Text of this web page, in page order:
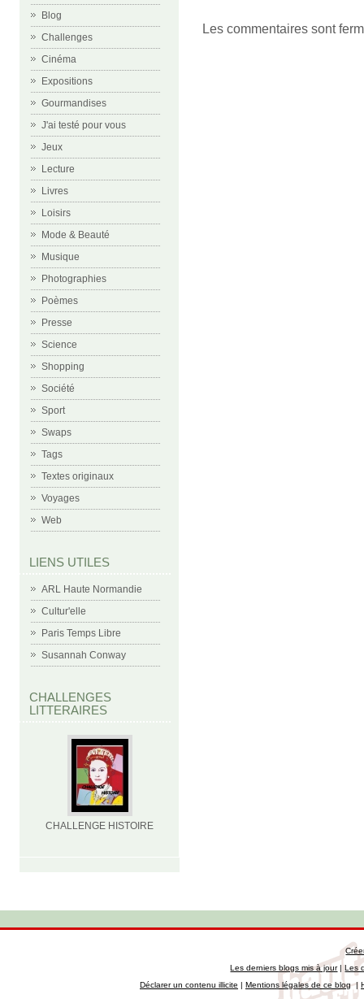
Blog
Challenges
Cinéma
Expositions
Gourmandises
J'ai testé pour vous
Jeux
Lecture
Livres
Loisirs
Mode & Beauté
Musique
Photographies
Poèmes
Presse
Science
Shopping
Société
Sport
Swaps
Tags
Textes originaux
Voyages
Web
LIENS UTILES
ARL Haute Normandie
Cultur'elle
Paris Temps Libre
Susannah Conway
CHALLENGES
LITTERAIRES
CHALLENGE HISTOIRE
Les commentaires sont
Les derniers blogs mis à jour|Les
Déclarer un contenu illicite | Mentions légales de ce blog|